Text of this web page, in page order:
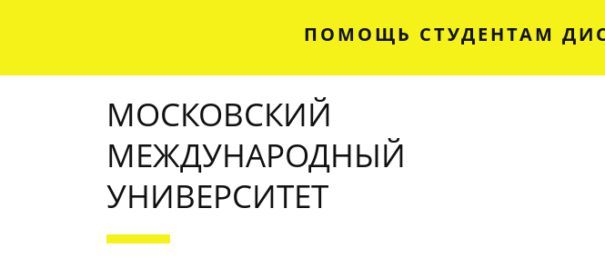
ПОМОЩЬ СТУДЕНТАМ
МОСКОВСКИЙ
МЕЖДУНАРОДНЫЙ
УНИВЕРСИТЕТ